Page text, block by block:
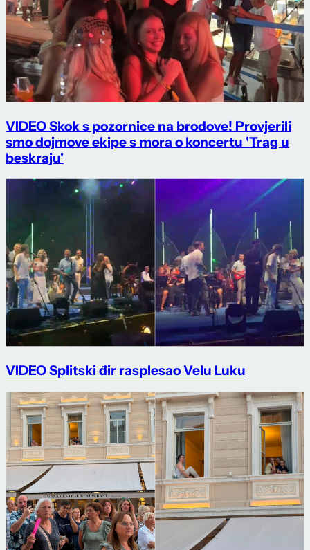
VIDEO Skok s pozornice na brodove! Provjerili
smo dojmove ekipe s mora o koncertu 'Trag u
beskraju'
VIDEO Splitski đir rasplesao Velu Luku